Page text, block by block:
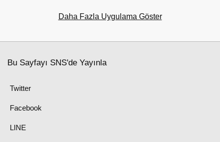
Daha Fazla Uygulama Göster
Bu Sayfayı SNS'de Yayınla
Twitter
Facebook
LINE